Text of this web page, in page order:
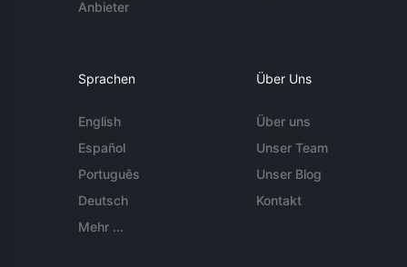
Anbieter
Sprachen
English
Español
Português
Deutsch
Mehr ...
Über Uns
Über uns
Unser Team
Unser Blog
Kontakt